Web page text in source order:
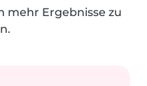
mehr Ergebnisse zu